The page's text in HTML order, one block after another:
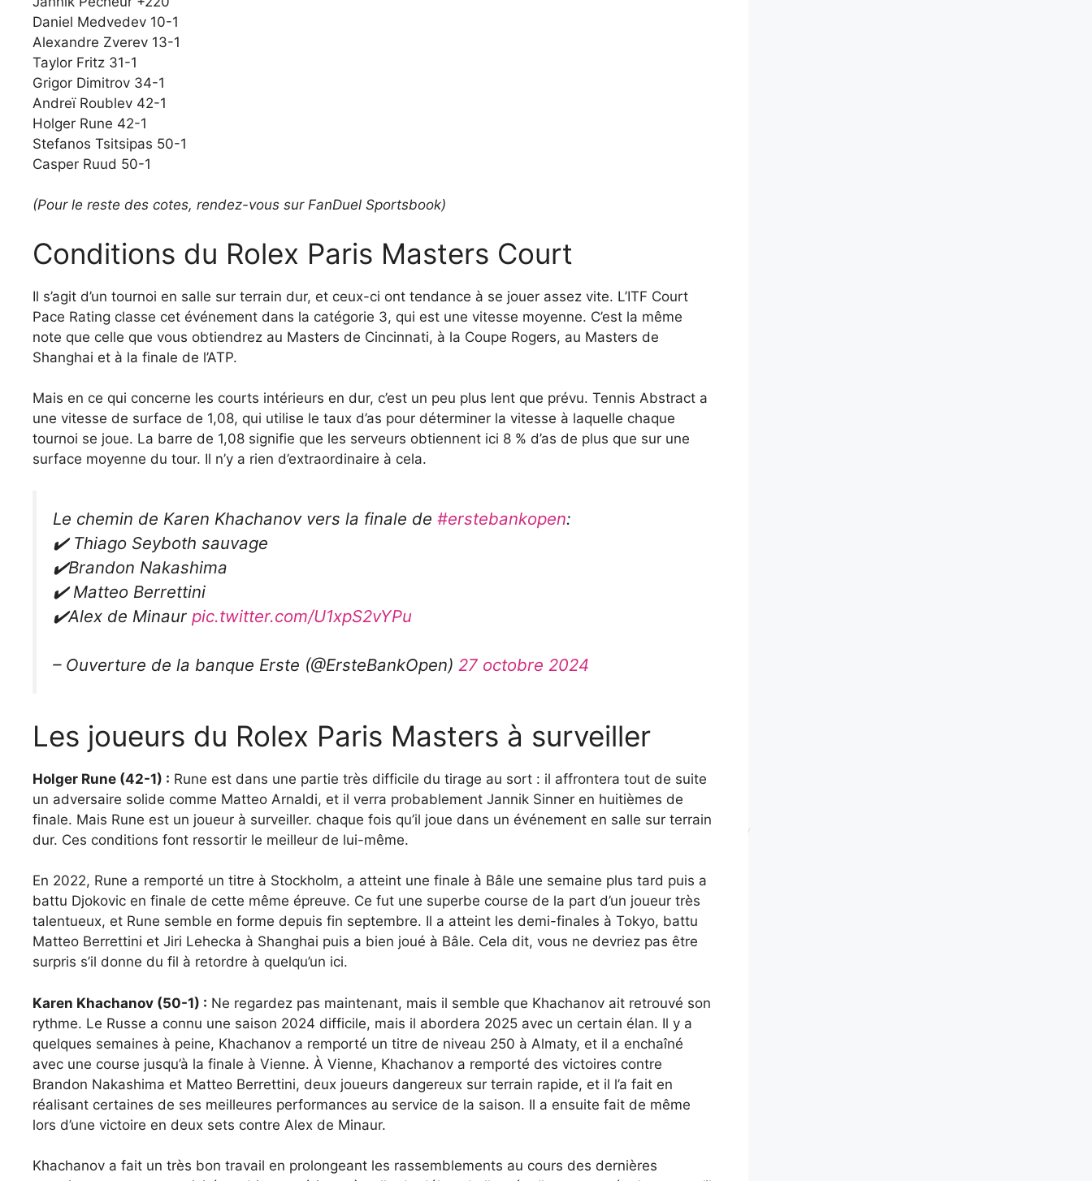
Daniel Medvedev 10-1
Alexandre Zverev 13-1
Taylor Fritz 31-1
Grigor Dimitrov 34-1
Andreï Roublev 42-1
Holger Rune 42-1
Stefanos Tsitsipas 50-1
Casper Ruud 50-1
(Pour le reste des cotes, rendez-vous sur FanDuel Sportsbook)
Conditions du Rolex Paris Masters Court
Il s’agit d’un tournoi en salle sur terrain dur, et ceux-ci ont tendance à se jouer assez vite. L’ITF Court
Pace Rating classe cet événement dans la catégorie 3, qui est une vitesse moyenne. C’est la même
note que celle que vous obtiendrez au Masters de Cincinnati, à la Coupe Rogers, au Masters de
Shanghai et à la finale de l’ATP.
Mais en ce qui concerne les courts intérieurs en dur, c’est un peu plus lent que prévu. Tennis Abstract a
une vitesse de surface de 1,08, qui utilise le taux d’as pour déterminer la vitesse à laquelle chaque
tournoi se joue. La barre de 1,08 signifie que les serveurs obtiennent ici 8 % d’as de plus que sur une
surface moyenne du tour. Il n’y a rien d’extraordinaire à cela.
Le chemin de Karen Khachanov vers la finale de #erstebankopen:
✔️ Thiago Seyboth sauvage
✔️Brandon Nakashima
✔️ Matteo Berrettini
✔️Alex de Minaur pic.twitter.com/U1xpS2vYPu
– Ouverture de la banque Erste (@ErsteBankOpen) 27 octobre 2024
Les joueurs du Rolex Paris Masters à surveiller
Holger Rune (42-1) : Rune est dans une partie très difficile du tirage au sort : il affrontera tout de suite
un adversaire solide comme Matteo Arnaldi, et il verra probablement Jannik Sinner en huitièmes de
finale. Mais Rune est un joueur à surveiller. chaque fois qu’il joue dans un événement en salle sur terrain
dur. Ces conditions font ressortir le meilleur de lui-même.
En 2022, Rune a remporté un titre à Stockholm, a atteint une finale à Bâle une semaine plus tard puis a
battu Djokovic en finale de cette même épreuve. Ce fut une superbe course de la part d’un joueur très
talentueux, et Rune semble en forme depuis fin septembre. Il a atteint les demi-finales à Tokyo, battu
Matteo Berrettini et Jiri Lehecka à Shanghai puis a bien joué à Bâle. Cela dit, vous ne devriez pas être
surpris s’il donne du fil à retordre à quelqu’un ici.
Karen Khachanov (50-1) : Ne regardez pas maintenant, mais il semble que Khachanov ait retrouvé son
rythme. Le Russe a connu une saison 2024 difficile, mais il abordera 2025 avec un certain élan. Il y a
quelques semaines à peine, Khachanov a remporté un titre de niveau 250 à Almaty, et il a enchaîné
avec une course jusqu’à la finale à Vienne. À Vienne, Khachanov a remporté des victoires contre
Brandon Nakashima et Matteo Berrettini, deux joueurs dangereux sur terrain rapide, et il l’a fait en
réalisant certaines de ses meilleures performances au service de la saison. Il a ensuite fait de même
lors d’une victoire en deux sets contre Alex de Minaur.
Khachanov a fait un très bon travail en prolongeant les rassemblements au cours des dernières